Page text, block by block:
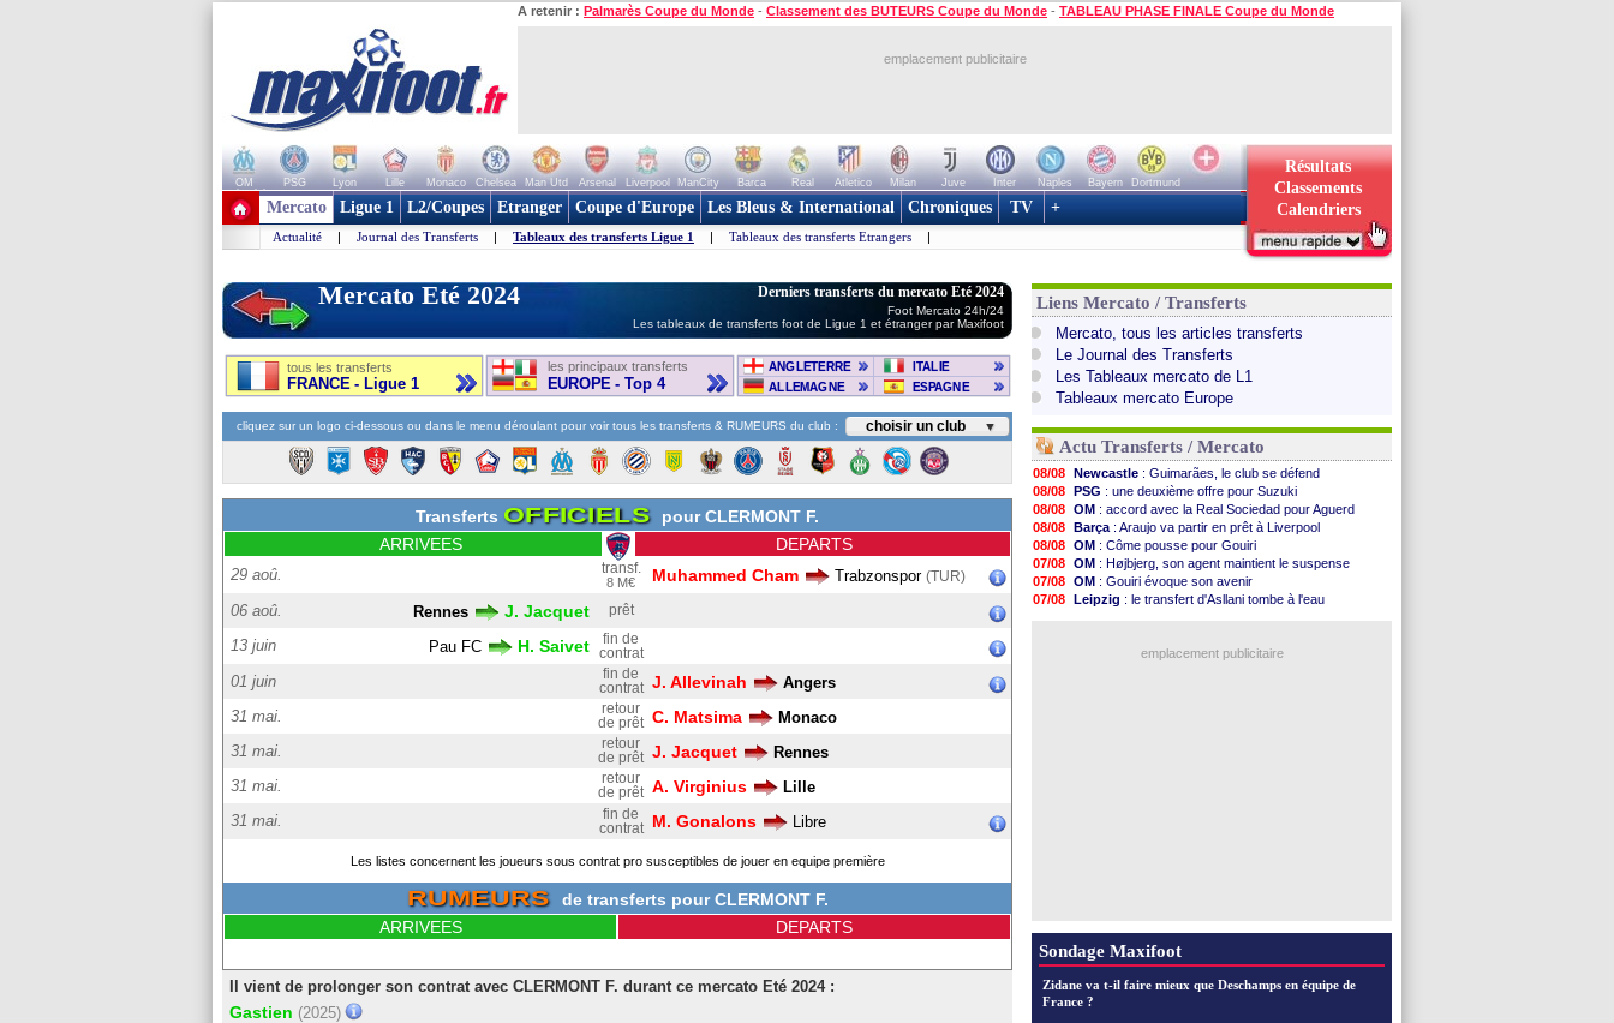
A retenir : Palmarès Coupe du Monde - Classement des BUTEURS Coupe du Monde - TABLEAU PHASE FINALE Coupe du Monde
emplacement publicitaire
OM PSG Lyon Lille Monaco Chelsea Man Utd Arsenal Liverpool ManCity Barca Real Atletico Milan Juve Inter Naples Bayern
Dortmund
+ de clubs
Résultats
Classements
Calendriers
Mercato Ligue 1 L2/Coupes Etranger Coupe d'Europe Les Bleus & International Chroniques TV +
Actualité | Journal des Transferts | Tableaux des transferts Ligue 1 | Tableaux des transferts Etrangers |
Mercato Eté 2024 Derniers transferts du mercato Eté 2024
Foot Mercato 24h/24
Les tableaux de transferts foot de Ligue 1 et étranger par Maxifoot
tous les transferts
FRANCE - Ligue 1
les principaux transferts
EUROPE - Top 4
ANGLETERRE
ITALIE
ALLEMAGNE
ESPAGNE
cliquez sur un logo ci-dessous ou dans le menu déroulant pour voir tous les transferts & RUMEURS du club : choisir un club ▼
Transferts OFFICIELS
pour CLERMONT F.
ARRIVEES
DEPARTS
29 aoû. transf.
8 M€ Muhammed Cham Trabzonspor (TUR)
06 aoû. Rennes J. Jacquet prêt
13 juin Pau FC H. Saivet
fin de
contrat
01 juin
fin de
contrat J. Allevinah
Angers
31 mai.
retour
de prêt C. Matsima
Monaco
31 mai.
retour
de prêt J. Jacquet
Rennes
31 mai.
retour
de prêt A. Virginius
Lille
31 mai.
fin de
contrat
M. Gonalons Libre
Les listes concernent les joueurs sous contrat pro susceptibles de jouer en equipe première
RUMEURS
de transferts pour CLERMONT F.
ARRIVEES
DEPARTS
Il vient de prolonger son contrat avec CLERMONT F. durant ce mercato Eté 2024 :
Gastien (2025)
Liens Mercato / Transferts
Mercato, tous les articles transferts
Le Journal des Transferts
Les Tableaux mercato de L1
Tableaux mercato Europe
Actu Transferts / Mercato
08/08 Newcastle : Guimarães, le club se défend
08/08 PSG : une deuxième offre pour Suzuki
08/08 OM : accord avec la Real Sociedad pour Aguerd
08/08 Barça : Araujo va partir en prêt à Liverpool
08/08 OM : Côme pousse pour Gouiri
07/08 OM : Højbjerg, son agent maintient le suspense
07/08 OM : Gouiri évoque son avenir
07/08 Leipzig : le transfert d'Asllani tombe à l'eau
: un nouveau prétendant pour Højbjerg
emplacement publicitaire
Sondage Maxifoot
Zidane va t-il faire mieux que Deschamps en équipe de
France ?